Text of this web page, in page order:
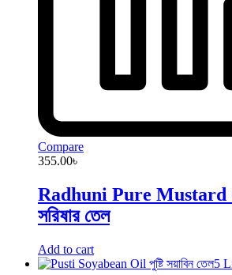
Compare
355.00৳
Radhuni Pure Mustard
সরিষার তেল
Add to cart
5